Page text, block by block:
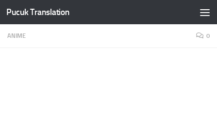
Skip to content
Pucuk Translation
ANIME 0